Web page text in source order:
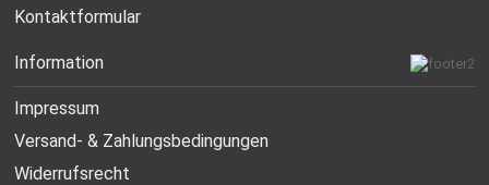
Kontaktformular
Information
Impressum
Versand- & Zahlungsbedingungen
Widerrufsrecht